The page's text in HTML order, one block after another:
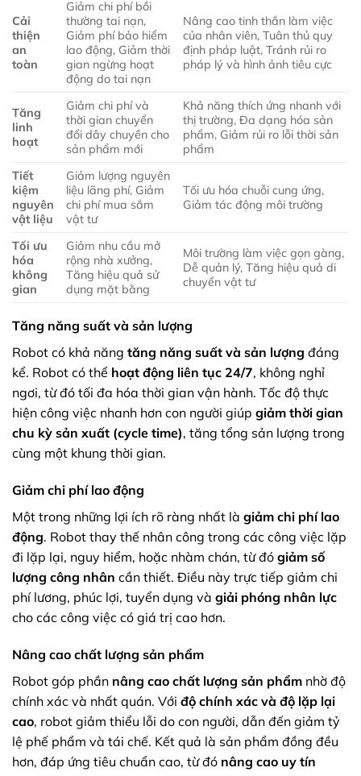
Cải
thiện
an
toàn
Giảm chi phí bồi
thường tai nạn,
Giảm phí bảo hiểm
lao động, Giảm thời
gian ngừng hoạt
động do tai nạn
Nâng cao tinh thần làm việc
của nhân viên, Tuân thủ quy
định pháp luật, Tránh rủi ro
pháp lý và hình ảnh tiêu cực
Tăng
linh
hoạt
Giảm chi phí và
thời gian chuyển
đổi dây chuyền cho
sản phẩm mới
Khả năng thích ứng nhanh với
thị trường, Đa dạng hóa sản
phẩm, Giảm rủi ro lỗi thời sản
phẩm
Tiết
kiệm
nguyên
vật liệu
Giảm lượng nguyên
liệu lãng phí, Giảm
chi phí mua sắm
vật tư
Tối ưu hóa chuỗi cung ứng,
Giảm tác động môi trường
Tối ưu
hóa
không
gian
Giảm nhu cầu mở
rộng nhà xưởng,
Tăng hiệu quả sử
dụng mặt bằng
Môi trường làm việc gọn gàng,
Dễ quản lý, Tăng hiệu quả di
chuyển vật tư
Tăng năng suất và sản lượng
Robot có khả năng tăng năng suất và sản lượng đáng
kể. Robot có thể hoạt động liên tục 24/7, không nghỉ
ngơi, từ đó tối đa hóa thời gian vận hành. Tốc độ thực
hiện công việc nhanh hơn con người giúp giảm thời gian
chu kỳ sản xuất (cycle time), tăng tổng sản lượng trong
cùng một khung thời gian.
Giảm chi phí lao động
Một trong những lợi ích rõ ràng nhất là giảm chi phí lao
động. Robot thay thế nhân công trong các công việc lặp
đi lặp lại, nguy hiểm, hoặc nhàm chán, từ đó giảm số
lượng công nhân cần thiết. Điều này trực tiếp giảm chi
phí lương, phúc lợi, tuyển dụng và giải phóng nhân lực
cho các công việc có giá trị cao hơn.
Nâng cao chất lượng sản phẩm
Robot góp phần nâng cao chất lượng sản phẩm nhờ độ
chính xác và nhất quán. Với độ chính xác và độ lặp lại
cao, robot giảm thiểu lỗi do con người, dẫn đến giảm tỷ
lệ phế phẩm và tái chế. Kết quả là sản phẩm đồng đều
hơn, đáp ứng tiêu chuẩn cao, từ đó nâng cao uy tín